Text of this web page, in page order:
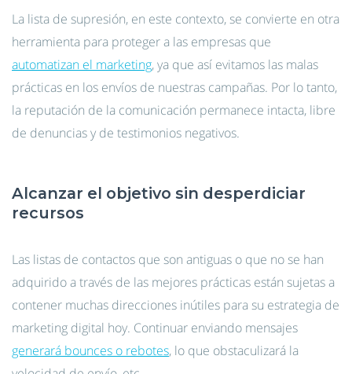
La lista de supresión, en este contexto, se convierte en otra
herramienta para proteger a las empresas que
automatizan el marketing, ya que así evitamos las malas
prácticas en los envíos de nuestras campañas. Por lo tanto,
la reputación de la comunicación permanece intacta, libre
de denuncias y de testimonios negativos.
Alcanzar el objetivo sin desperdiciar
recursos
Las listas de contactos que son antiguas o que no se han
adquirido a través de las mejores prácticas están sujetas a
contener muchas direcciones inútiles para su estrategia de
marketing digital hoy. Continuar enviando mensajes
generará bounces o rebotes, lo que obstaculizará la